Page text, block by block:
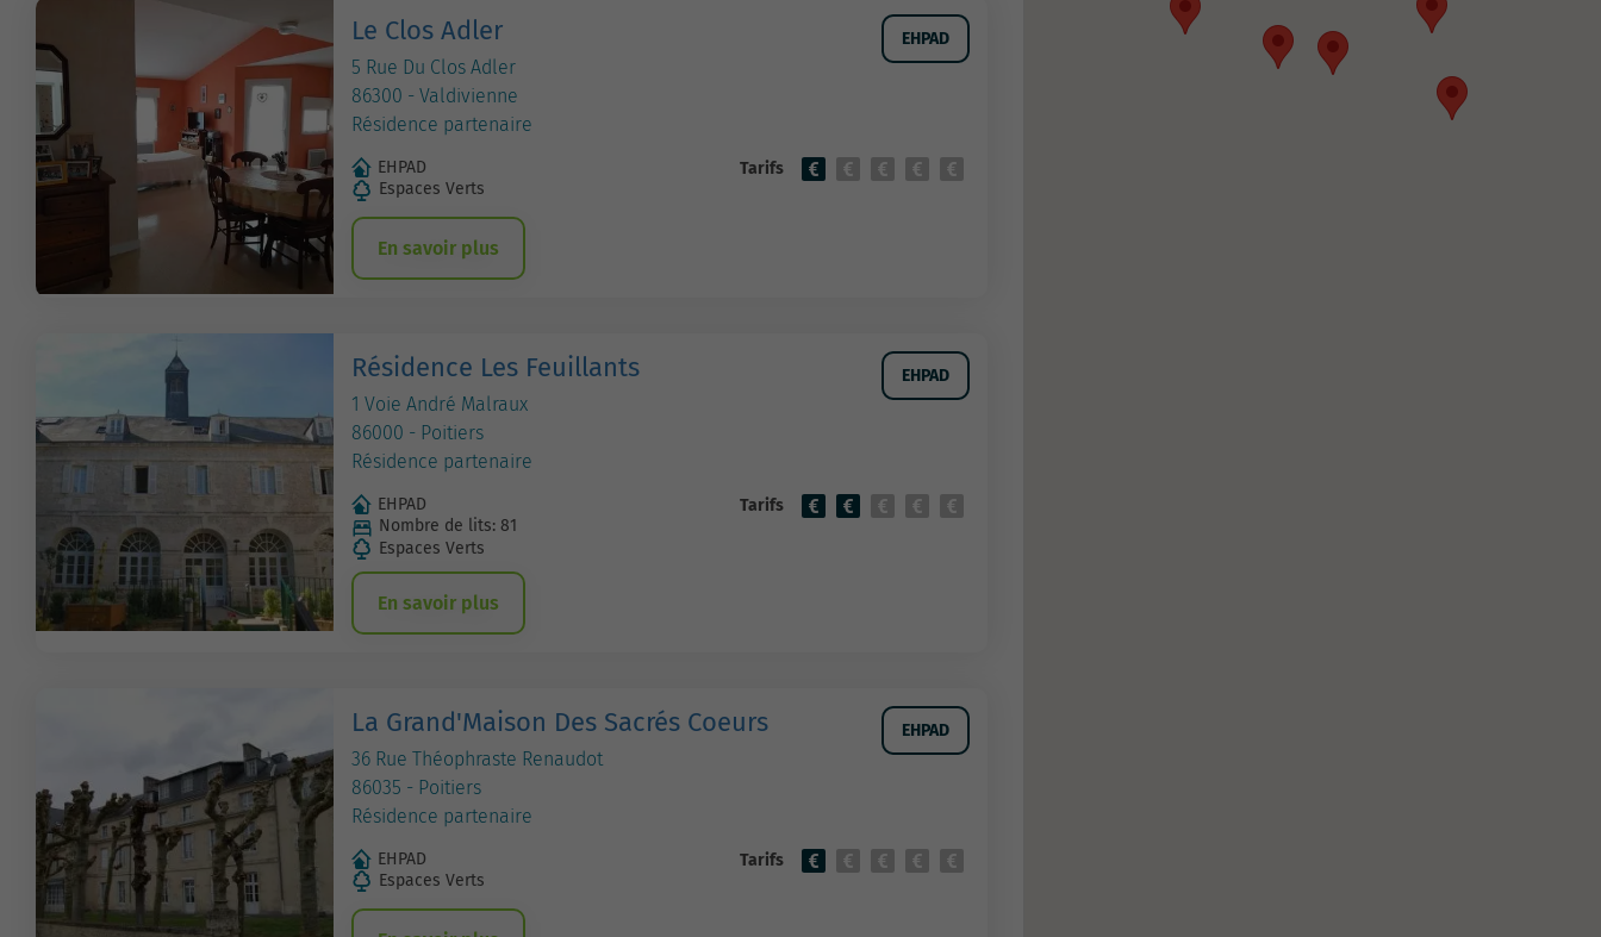
Le Clos Adler
5 Rue Du Clos Adler
86300 - Valdivienne
Résidence partenaire
EHPAD
EHPAD
Espaces Verts
Tarifs
En savoir plus
Résidence Les Feuillants
1 Voie André Malraux
86000 - Poitiers
Résidence partenaire
EHPAD
EHPAD
Nombre de lits: 81
Espaces Verts
Tarifs
En savoir plus
La Grand'Maison Des Sacrés Coeurs
36 Rue Théophraste Renaudot
86035 - Poitiers
Résidence partenaire
EHPAD
EHPAD
Espaces Verts
Tarifs